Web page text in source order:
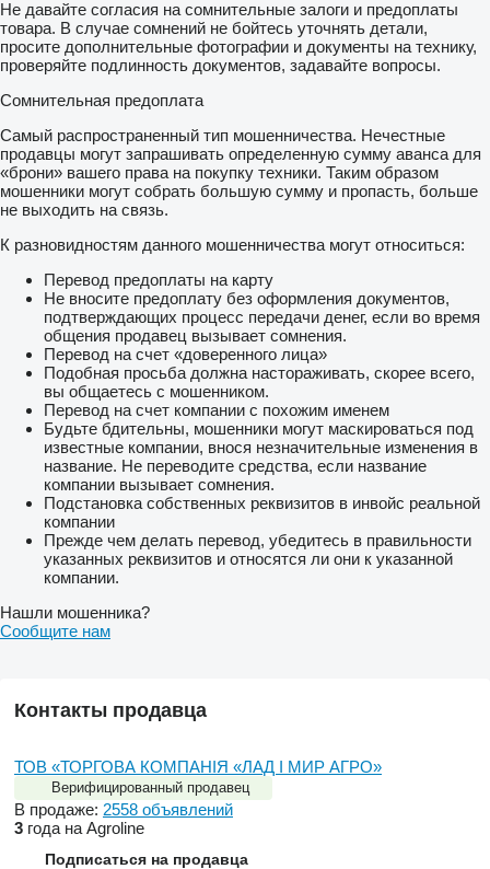
Не давайте согласия на сомнительные залоги и предоплаты
товара. В случае сомнений не бойтесь уточнять детали,
просите дополнительные фотографии и документы на технику,
проверяйте подлинность документов, задавайте вопросы.
Сомнительная предоплата
Самый распространенный тип мошенничества. Нечестные
продавцы могут запрашивать определенную сумму аванса для
«брони» вашего права на покупку техники. Таким образом
мошенники могут собрать большую сумму и пропасть, больше
не выходить на связь.
К разновидностям данного мошенничества могут относиться:
Перевод предоплаты на карту
Не вносите предоплату без оформления документов,
подтверждающих процесс передачи денег, если во время
общения продавец вызывает сомнения.
Перевод на счет «доверенного лица»
Подобная просьба должна настораживать, скорее всего,
вы общаетесь с мошенником.
Перевод на счет компании с похожим именем
Будьте бдительны, мошенники могут маскироваться под
известные компании, внося незначительные изменения в
название. Не переводите средства, если название
компании вызывает сомнения.
Подстановка собственных реквизитов в инвойс реальной
компании
Прежде чем делать перевод, убедитесь в правильности
указанных реквизитов и относятся ли они к указанной
компании.
Нашли мошенника?
Сообщите нам
Контакты продавца
ТОВ «ТОРГОВА КОМПАНІЯ «ЛАД І МИР АГРО»
Верифицированный продавец
В продаже: 2558 объявлений
3 года на Agroline
Подписаться на продавца